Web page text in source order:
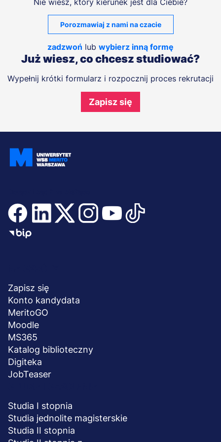
Nie wiesz, który kierunek jest dla Ciebie?
Porozmawiaj z nami na czacie
zadzwoń lub wybierz inną formę
Już wiesz, co chcesz studiować?
Wypełnij krótki formularz i rozpocznij proces rekrutacji
Zapisz się
stopka
Zapisz się
Konto kandydata
MeritoGO
Moodle
MS365
Katalog biblioteczny
Digiteka
JobTeaser
Studia I stopnia
Studia jednolite magisterskie
Studia II stopnia